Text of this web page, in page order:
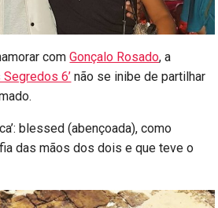
comGonçalo Rosado, a
Segredos 6’ não se inibe de partilhar
blessed (abençoada), como
das mãos dos dois e que teve o